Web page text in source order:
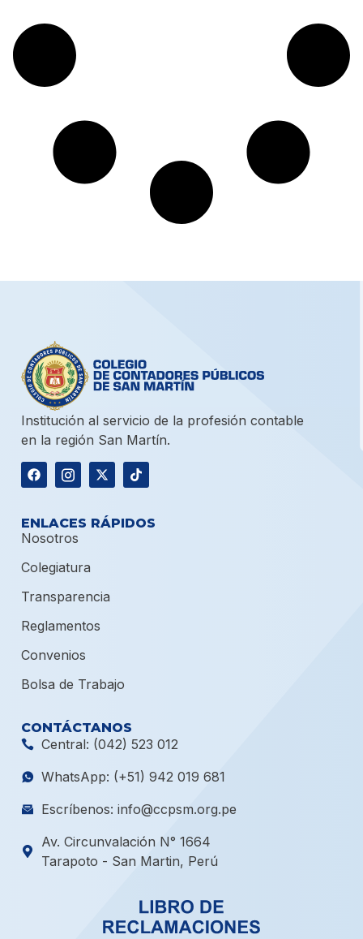
Institución al servicio de la profesión contable
en la región San Martín.
ENLACES RÁPIDOS
Nosotros
Colegiatura
Transparencia
Reglamentos
Convenios
Bolsa de Trabajo
CONTÁCTANOS
Central: (042) 523 012
WhatsApp: (+51) 942 019 681
Escríbenos: info@ccpsm.org.pe
Av. Circunvalación N° 1664
Tarapoto - San Martin, Perú